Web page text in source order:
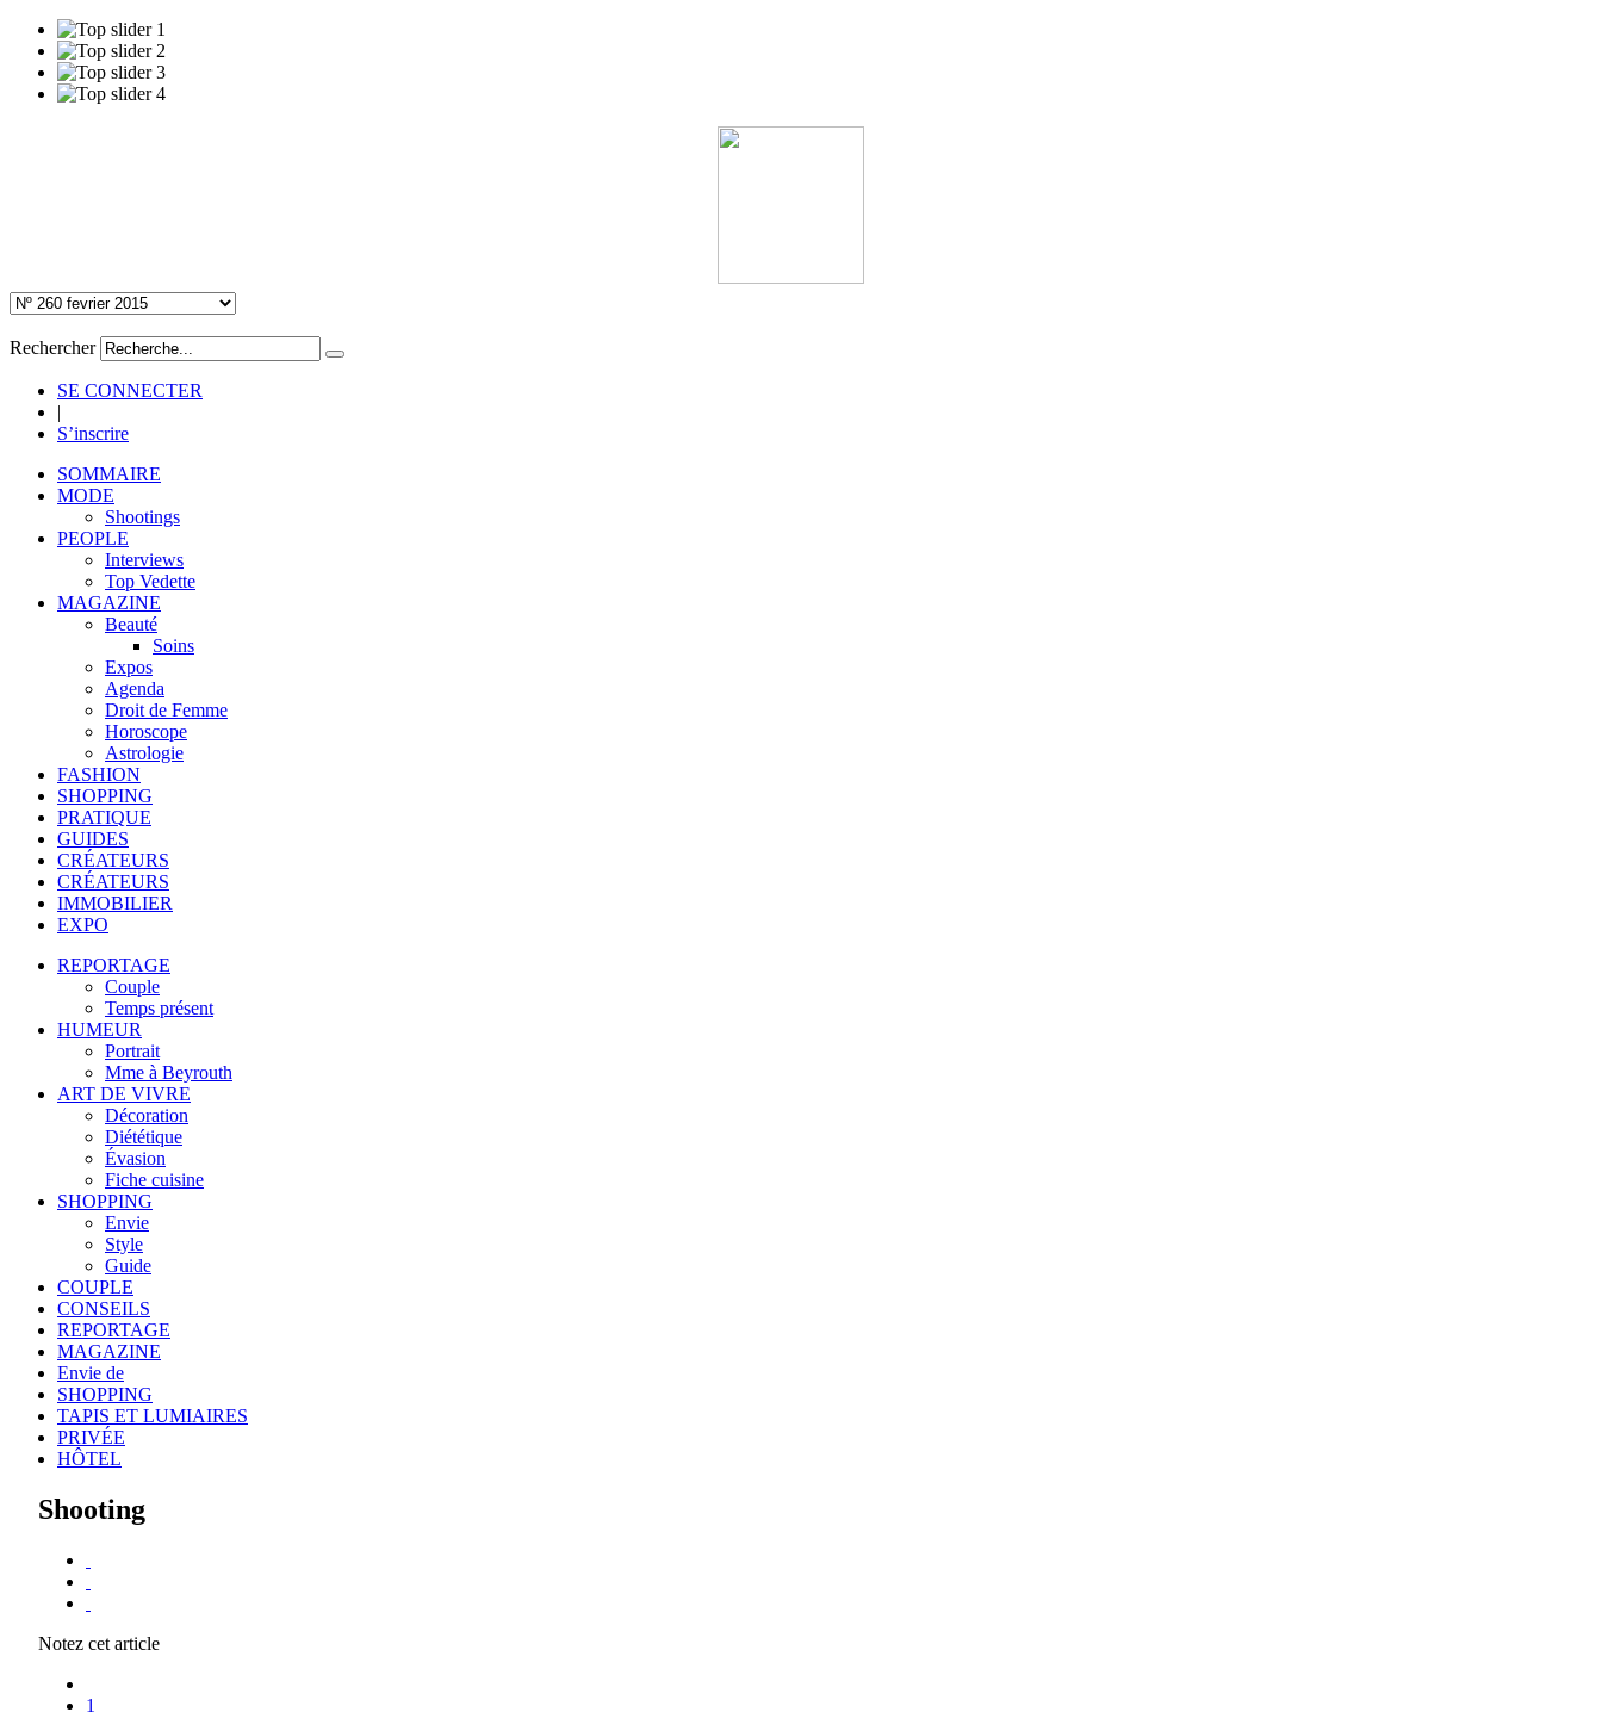
Rechercher
SE CONNECTER
|
S’inscrire
SOMMAIRE
MODE
Shootings
PEOPLE
Interviews
Top Vedette
MAGAZINE
Beauté
Soins
Expos
Agenda
Droit de Femme
Horoscope
Astrologie
FASHION
SHOPPING
PRATIQUE
GUIDES
CRÉATEURS
CRÉATEURS
IMMOBILIER
EXPO
REPORTAGE
Couple
Temps présent
HUMEUR
Portrait
Mme à Beyrouth
ART DE VIVRE
Décoration
Diététique
Évasion
Fiche cuisine
SHOPPING
Envie
Style
Guide
COUPLE
CONSEILS
REPORTAGE
MAGAZINE
Envie de
SHOPPING
TAPIS ET LUMIAIRES
PRIVÉE
HÔTEL
Shooting
Notez cet article
1